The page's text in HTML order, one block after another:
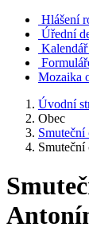
Hlášení
Úřední
Mozaika
Úvodní
Obec
Smuteční